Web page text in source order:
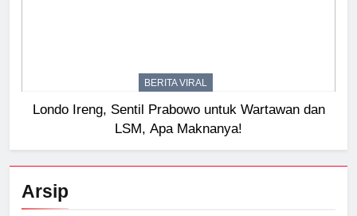
BERITA VIRAL
Londo Ireng, Sentil Prabowo untuk Wartawan dan
LSM, Apa Maknanya!
Arsip